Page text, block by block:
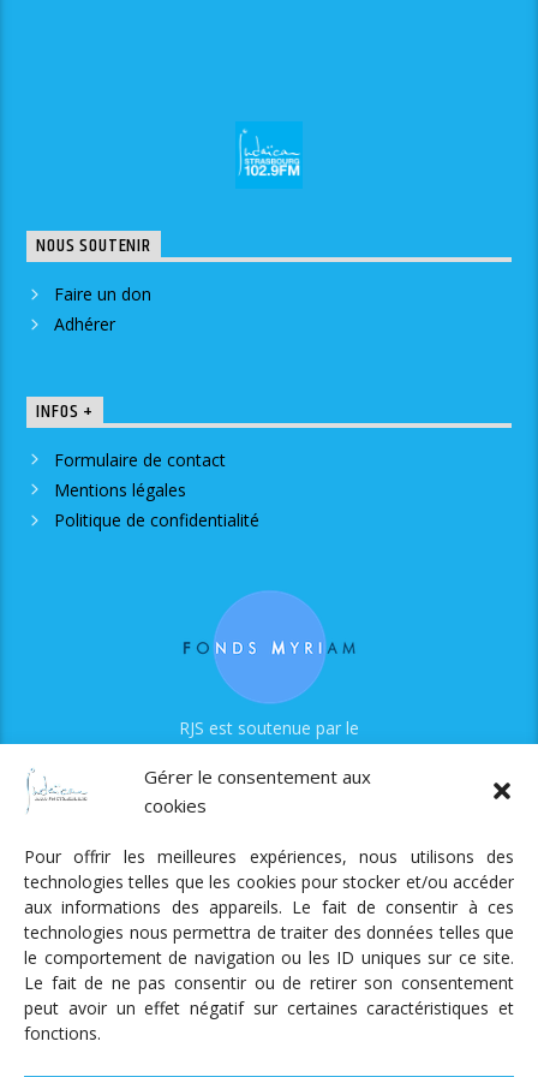
Gérer le consentement aux
cookies
Pour offrir les meilleures expériences, nous utilisons des
technologies telles que les cookies pour stocker et/ou accéder
aux informations des appareils. Le fait de consentir à ces
technologies nous permettra de traiter des données telles que
le comportement de navigation ou les ID uniques sur ce site.
Le fait de ne pas consentir ou de retirer son consentement
peut avoir un effet négatif sur certaines caractéristiques et
fonctions.
NOUS SOUTENIR
Faire un don
Adhérer
INFOS +
Formulaire de contact
Mentions légales
Politique de confidentialité
RJS est soutenue par le
Radio Judaica Strasbourg
Tous droits réservés
RADIO JUDAÏCA
ÉMISSIONS ET GRILLE DES PROGRAMMES
PODCASTS
UN DON
ADHÉRER MENTIONS LÉGALES RÉAL.